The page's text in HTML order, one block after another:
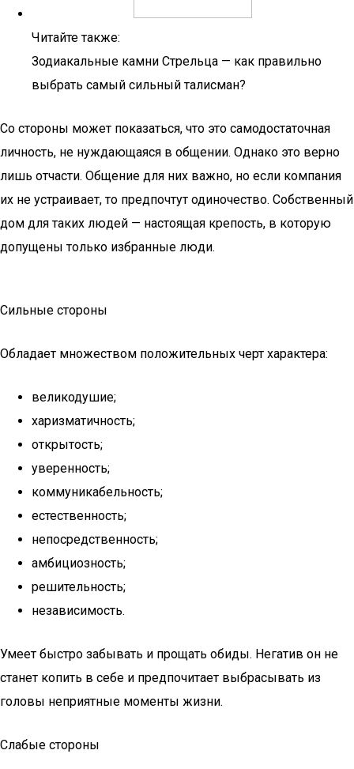
Читайте также:
Зодиакальные камни Стрельца — как правильно
выбрать самый сильный талисман?
Со стороны может показаться, что это самодостаточная
личность, не нуждающаяся в общении. Однако это верно
лишь отчасти. Общение для них важно, но если компания
их не устраивает, то предпочтут одиночество. Собственный
дом для таких людей — настоящая крепость, в которую
допущены только избранные люди.
Сильные стороны
Обладает множеством положительных черт характера:
великодушие;
харизматичность;
открытость;
уверенность;
коммуникабельность;
естественность;
непосредственность;
амбициозность;
решительность;
независимость.
Умеет быстро забывать и прощать обиды. Негатив он не
станет копить в себе и предпочитает выбрасывать из
головы неприятные моменты жизни.
Слабые стороны